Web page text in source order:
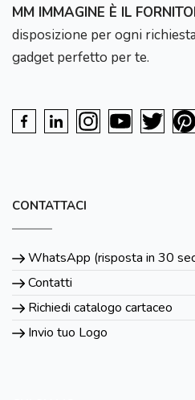
MM IMMAGINE È IL
disposizione per ogni
gadget perfetto per te.
CONTATTACI
WhatsApp (risposta in 30
Contatti
Richiedi catalogo cartaceo
Invio tuo Logo